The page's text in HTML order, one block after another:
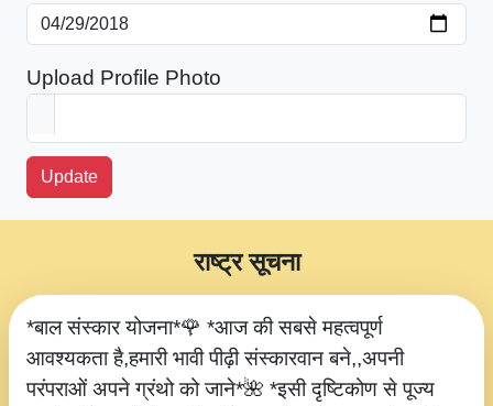
Upload Profile Photo
Update
*बाल संस्कार योजना*🌹 *आज की सबसे महत्वपूर्ण
आवश्यकता है,हमारी भावी पीढ़ी संस्कारवान बने,,अपनी
परंपराओं अपने ग्रंथो को जाने*🌺 *इसी दृष्टिकोण से पूज्य
राष्ट्र सूचना